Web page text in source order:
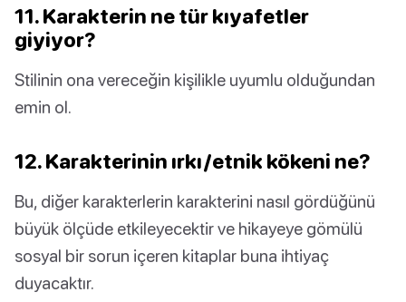
11. Karakterin ne tür kıyafetler
giyiyor?
Stilinin ona vereceğin kişilikle uyumlu olduğundan
emin ol.
12. Karakterinin ırkı/etnik kökeni ne?
Bu, diğer karakterlerin karakterini nasıl gördüğünü
büyük ölçüde etkileyecektir ve hikayeye gömülü
sosyal bir sorun içeren kitaplar buna ihtiyaç
duyacaktır.